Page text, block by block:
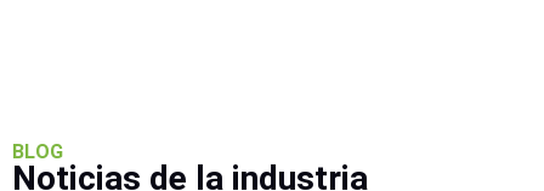
BLOG
Noticias de la industria